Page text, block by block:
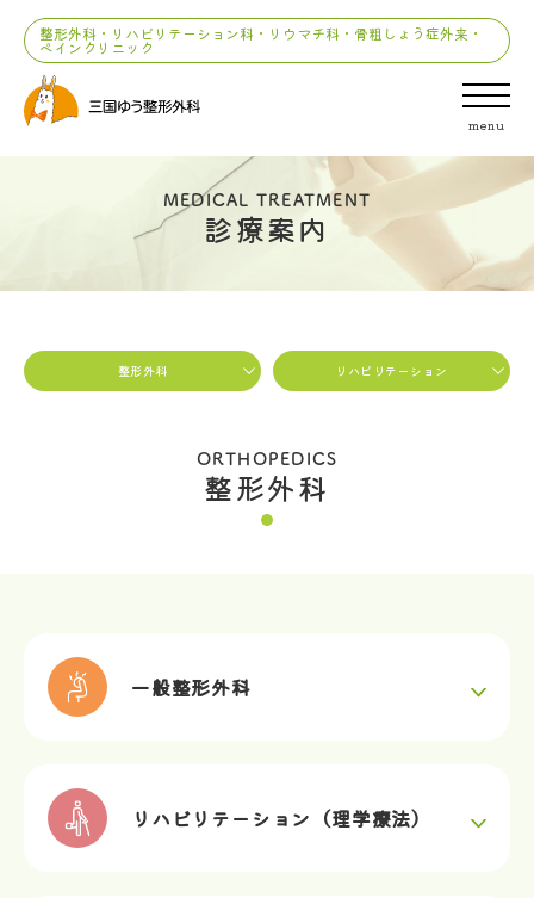
整形外科・リハビリテーション科・リウマチ科・骨粗しょう症外来・
ペインクリニック
menu
MEDICAL TREATMENT
診療案内
整形外科 リハビリテーション
ORTHOPEDICS
整形外科
一般整形外科
リハビリテーション（理学療法）